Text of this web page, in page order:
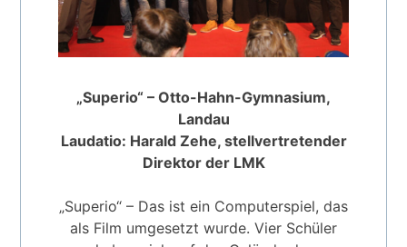
„Superio“ – Otto-Hahn-Gymnasium,
Landau
Laudatio: Harald Zehe, stellvertretender
Direktor der LMK
„Superio“ – Das ist ein Computerspiel, das
als Film umgesetzt wurde. Vier Schüler